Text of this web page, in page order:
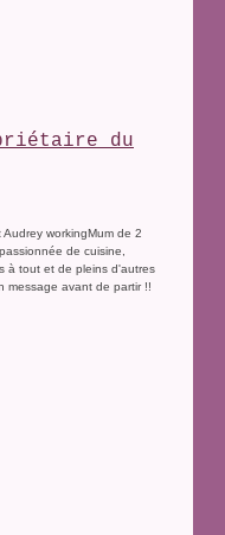
du
workingMum de 2
de cuisine,
à tout et de pleins d'autres
message avant de partir !!